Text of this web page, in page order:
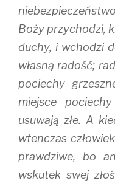
Boży przychodzi,
duchy, i wchodzi
własną radość;
pociechy
miejsce
usuwają złe. A
wtenczas
prawdziwe, bo
wskutek swej